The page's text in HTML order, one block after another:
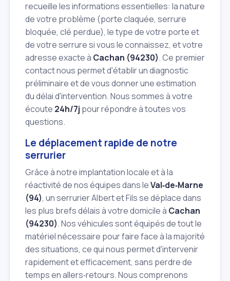
recueille les informations essentielles: la nature
de votre problème (porte claquée, serrure
bloquée, clé perdue), le type de votre porte et
de votre serrure si vous le connaissez, et votre
adresse exacte à Cachan (94230). Ce premier
contact nous permet d'établir un diagnostic
préliminaire et de vous donner une estimation
du délai d'intervention. Nous sommes à votre
écoute 24h/7j pour répondre à toutes vos
questions.
Le déplacement rapide de notre
serrurier
Grâce à notre implantation locale et à la
réactivité de nos équipes dans leVal‑de‑Marne
(94), un serrurier Albert et Fils se déplace dans
les plus brefs délais à votre domicile à Cachan
(94230). Nos véhicules sont équipés de tout le
matériel nécessaire pour faire face à la majorité
des situations, ce qui nous permet d'intervenir
rapidement et efficacement, sans perdre de
temps en allers‑retours. Nous comprenons